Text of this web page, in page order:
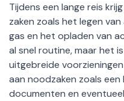
Tijdens een lange reis
zaken zoals het legen
gas en het opladen van
al snel routine, maar het
uitgebreide
aan noodzaken zoals een
documenten en